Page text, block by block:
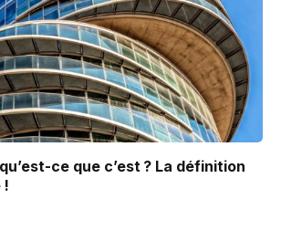
ce que c’est ? La définition
!